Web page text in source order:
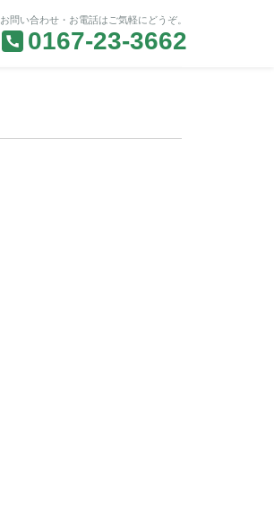
お問い合わせ・お電話はご気軽にどうぞ。
0167-23-3662